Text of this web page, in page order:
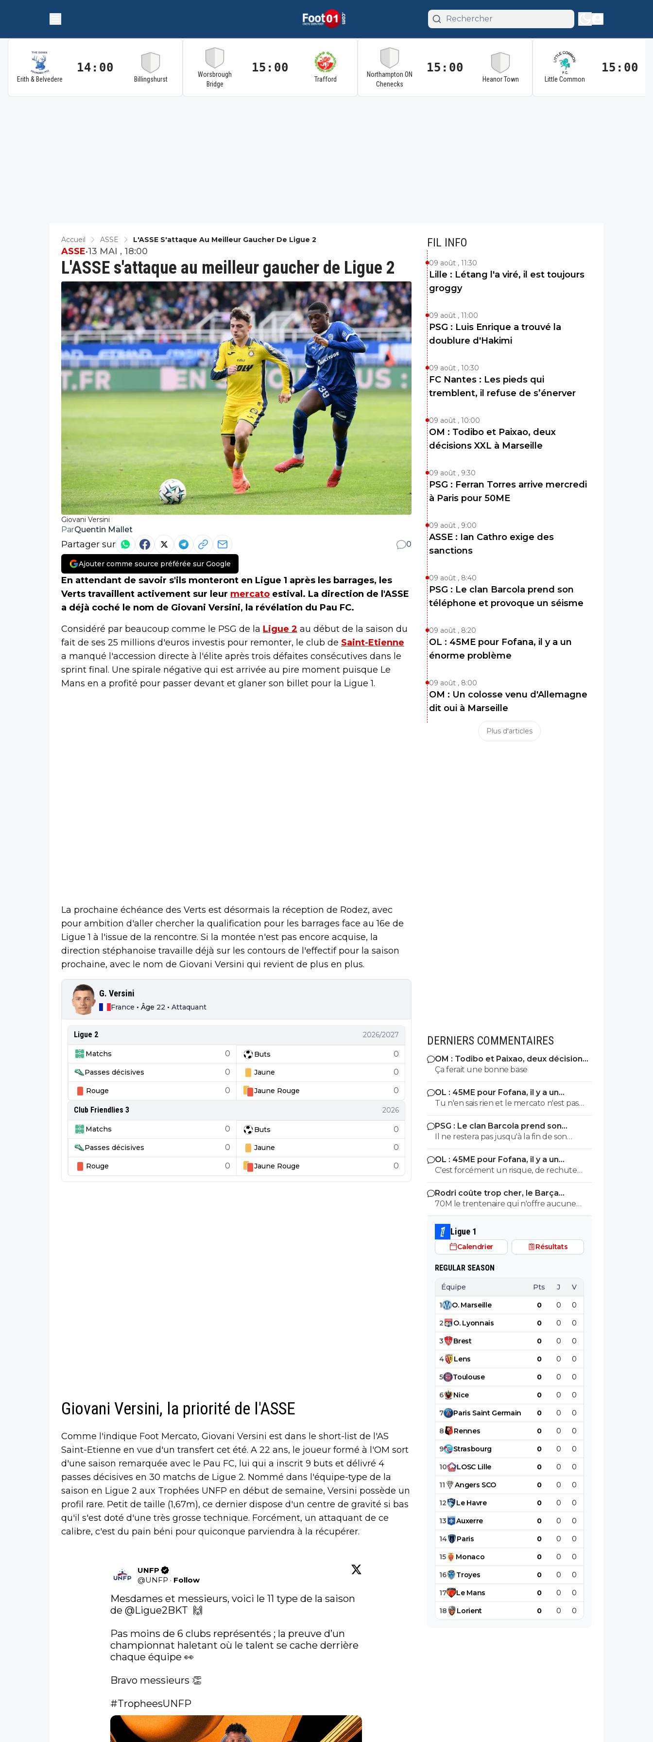
Erith & Belvedere
14:00
Billingshurst
Worsbrough
Bridge
15:00
Trafford
Northampton ON
Chenecks
15:00
Heanor Town Little Common
15:00
Accueil ASSE L'ASSE S'attaque Au Meilleur Gaucher De Ligue 2
Giovani Versini
L'ASSE s'attaque au meilleur gaucher de Ligue 2
ASSE•13 MAI , 18:00
ParQuentin Mallet
Partager sur 0
Ajouter comme source préférée sur Google
En attendant de savoir s'ils monteront en Ligue 1 après les barrages, les
Verts travaillent activement sur leur mercato estival. La direction de l'ASSE
a déjà coché le nom de Giovani Versini, la révélation du Pau FC.
Considéré par beaucoup comme le PSG de la Ligue 2 au début de la saison du
fait de ses 25 millions d'euros investis pour remonter, le club de Saint-Etienne
a manqué l'accession directe à l'élite après trois défaites consécutives dans le
sprint final. Une spirale négative qui est arrivée au pire moment puisque Le
Mans en a profité pour passer devant et glaner son billet pour la Ligue 1.
La prochaine échéance des Verts est désormais la réception de Rodez, avec
pour ambition d'aller chercher la qualification pour les barrages face au 16e de
Ligue 1 à l'issue de la rencontre. Si la montée n'est pas encore acquise, la
direction stéphanoise travaille déjà sur les contours de l'effectif pour la saison
prochaine, avec le nom de Giovani Versini qui revient de plus en plus.
G. Versini
France • Âge 22 • Attaquant
Ligue 2 2026/2027
Matchs 0 Buts 0
Passes décisives 0 Jaune 0
Rouge 0 Jaune Rouge 0
Club Friendlies 3 2026
Matchs 0 Buts 0
Passes décisives 0 Jaune 0
Rouge 0 Jaune Rouge 0
Giovani Versini, la priorité de l'ASSE
Comme l'indique Foot Mercato, Giovani Versini est dans le short-list de l'AS
Saint-Etienne en vue d'un transfert cet été. A 22 ans, le joueur formé à l'OM sort
d'une saison remarquée avec le Pau FC, lui qui a inscrit 9 buts et délivré 4
passes décisives en 30 matchs de Ligue 2. Nommé dans l'équipe-type de la
saison en Ligue 2 aux Trophées UNFP en début de semaine, Versini possède un
profil rare. Petit de taille (1,67m), ce dernier dispose d'un centre de gravité si bas
qu'il s'est doté d'une très grosse technique. Forcément, un attaquant de ce
calibre, c'est du pain béni pour quiconque parviendra à la récupérer.
UNFP
@UNFP · Follow
Mesdames et messieurs, voici le 11 type de la saison
de @Ligue2BKT
  🙌
Pas moins de 6 clubs représentés ; la preuve d’un
championnat haletant où le talent se cache derrière
chaque équipe 👀
Bravo messieurs 👏
#TropheesUNFP
FIL INFO
09 août , 11:30
Lille : Létang l'a viré, il est toujours
groggy
09 août , 11:00
PSG : Luis Enrique a trouvé la
doublure d'Hakimi
09 août , 10:30
FC Nantes : Les pieds qui
tremblent, il refuse de s’énerver
09 août , 10:00
OM : Todibo et Paixao, deux
décisions XXL à Marseille
09 août , 9:30
PSG : Ferran Torres arrive mercredi
à Paris pour 50ME
09 août , 9:00
ASSE : Ian Cathro exige des
sanctions
09 août , 8:40
PSG : Le clan Barcola prend son
téléphone et provoque un séisme
09 août , 8:20
OL : 45ME pour Fofana, il y a un
énorme problème
09 août , 8:00
OM : Un colosse venu d'Allemagne
dit oui à Marseille
Plus d'articles
DERNIERS COMMENTAIRES
OM : Todibo et Paixao, deux décisions
XXL à Marseille
Ça ferait une bonne base
OL : 45ME pour Fofana, il y a un
énorme problème
Tu n'en sais rien et le mercato n'est pas
terminé pour l'OM. Il n'est même pas
commencé. Je souhaite néanmoins une
bonne saison à l'OL.
PSG : Le clan Barcola prend son
téléphone et provoque un séisme
Il ne restera pas jusqu'à la fin de son
contrat il partira l'été prochain pour moins
cher au pire des cas. Encore qu'il n'est pas
exclu qu'il finisse par s'imposer et décide
de prolonger, le foot va vite.
OL : 45ME pour Fofana, il y a un
énorme problème
C'est forcément un risque, de rechute
déjà puis de ne pas retrouver son niveau
ou de freiner sa progression, surtout à
court terme.
Rodri coûte trop cher, le Barça
tranche sur son plan B
70M le trentenaire qui n'offre aucune
garantie de performance, c'est bien trop.
Ligue 1
Calendrier Résultats
REGULAR SEASON
Équipe Pts J V
1 O. Marseille 0 0 0
2 O. Lyonnais 0 0 0
3 Brest 0 0 0
4 Lens 0 0 0
5 Toulouse 0 0 0
6 Nice 0 0 0
7 Paris Saint Germain 0 0 0
8 Rennes 0 0 0
9 Strasbourg 0 0 0
10 LOSC Lille 0 0 0
11 Angers SCO 0 0 0
12 Le Havre 0 0 0
13 Auxerre 0 0 0
14 Paris 0 0 0
15 Monaco 0 0 0
16 Troyes 0 0 0
17 Le Mans 0 0 0
18 Lorient 0 0 0